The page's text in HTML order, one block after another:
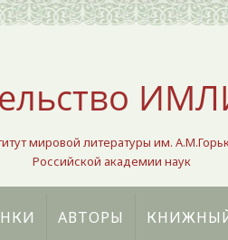
мировой литературы им.
Российской академии наук
АВТОРЫ